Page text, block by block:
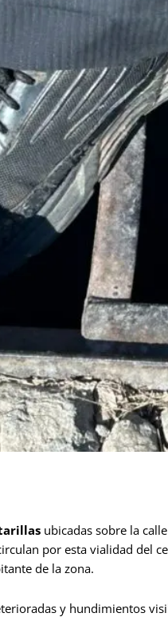
ubicadas sobre la
por esta vialidad del
de la zona.
y hundimientos